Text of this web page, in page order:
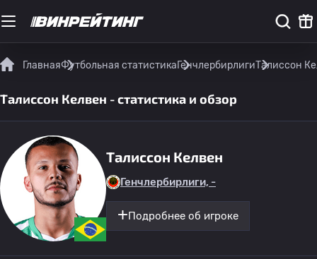
ГлавнаяФутбольная статистикаГенчлербирлигиТалиссон
Талиссон Келвен - статистика и обзор
Талиссон Келвен
Генчлербирлиги, -
Подробнее об игроке